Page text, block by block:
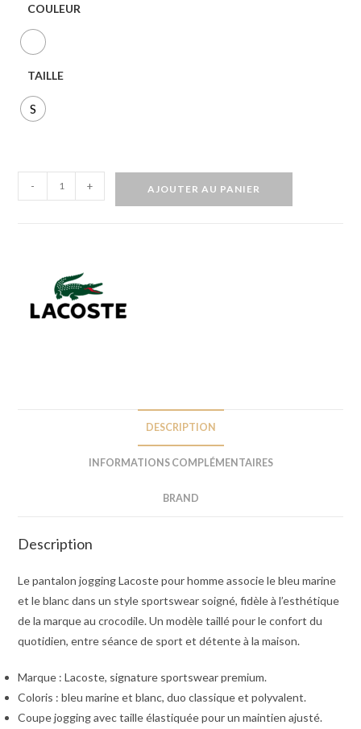
COULEUR
TAILLE
S
- + AJOUTER AU PANIER
DESCRIPTION
INFORMATIONS COMPLÉMENTAIRES
BRAND
Description
Le pantalon jogging Lacoste pour homme associe le bleu marine
et le blanc dans un style sportswear soigné, fidèle à l’esthétique
de la marque au crocodile. Un modèle taillé pour le confort du
quotidien, entre séance de sport et détente à la maison.
Marque : Lacoste, signature sportswear premium.
Coloris : bleu marine et blanc, duo classique et polyvalent.
Coupe jogging avec taille élastiquée pour un maintien ajusté.